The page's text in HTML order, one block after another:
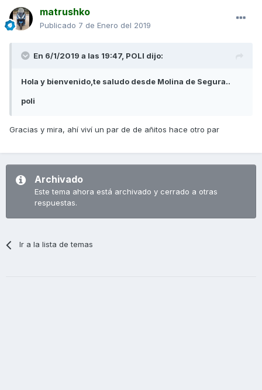
matrushko
Publicado 7 de Enero del 2019
En 6/1/2019 a las 19:47, POLI dijo:
Hola y bienvenido,te saludo desde Molina de Segura..
poli
Gracias y mira, ahí viví un par de de añitos hace otro par
Archivado
Este tema ahora está archivado y cerrado a otras
respuestas.
Ir a la lista de temas